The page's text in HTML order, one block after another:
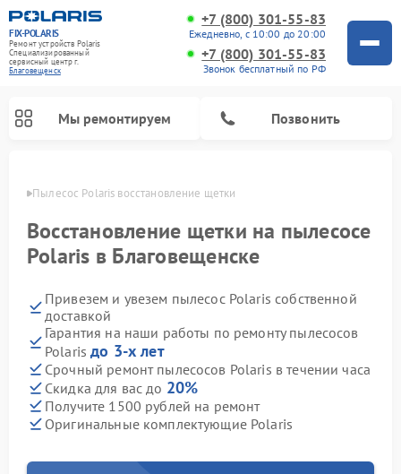
FIX-POLARIS
Ремонт устройств Polaris
Специализированный
cервисный центр г.
Благовещенск
+7 (800) 301-55-83
Ежедневно, с 10:00 до 20:00
+7 (800) 301-55-83
Звонок бесплатный по РФ
Мы ремонтируем Позвонить
Пылесос Polaris восстановление щетки
Восстановление щетки на пылесосе
Polaris в Благовещенске
Привезем и увезем пылесос Polaris собственной
доставкой
Гарантия на наши работы по ремонту пылесосов
Polarisдо 3-х лет
Срочный ремонт пылесосов Polaris в течении часа
Скидка для вас до 20%
Получите 1500 рублей на ремонт
Оригинальные комплектующие Polaris